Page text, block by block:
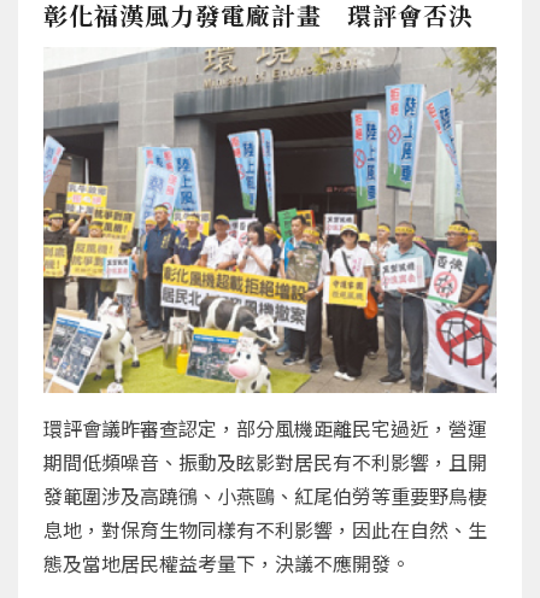
彰化福漢風力發電廠計畫 環評會否決
環評會議昨審查認定，部分風機距離民宅過近，營運
期間低頻噪音、振動及眩影對居民有不利影響，且開
發範圍涉及高蹺鴴、小燕鷗、紅尾伯勞等重要野鳥棲
息地，對保育生物同樣有不利影響，因此在自然、生
態及當地居民權益考量下，決議不應開發。